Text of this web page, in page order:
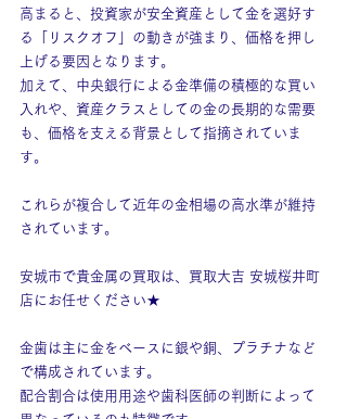
高まると、投資家が安全資産として金を選好す
る「リスクオフ」の動きが強まり、価格を押し
上げる要因となります。
加えて、中央銀行による金準備の積極的な買い
入れや、資産クラスとしての金の長期的な需要
も、価格を支える背景として指摘されていま
す。
これらが複合して近年の金相場の高水準が維持
されています。
安城市で貴金属の買取は、買取大吉 安城桜井町
店にお任せください★
金歯は主に金をベースに銀や銅、プラチナなど
で構成されています。
配合割合は使用用途や歯科医師の判断によって